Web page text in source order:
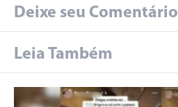
Deixe seu Comentário
Leia Também